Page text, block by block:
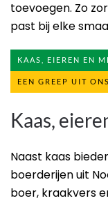
toevoegen. Zo
past bij elke
KAAS, EIEREN EN
EEN GREEP UIT
Kaas,
Naast kaas
boerderijen uit
boer, kraakvers